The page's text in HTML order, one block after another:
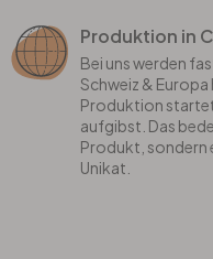
Produktion in
Bei uns werden
Schweiz & Europa
Produktion
aufgibst. Das
Produkt, sondern
Unikat.